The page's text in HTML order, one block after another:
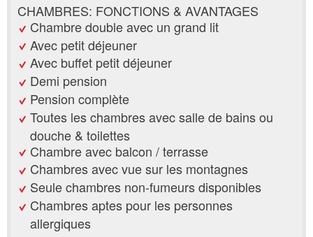
CHAMBRES: FONCTIONS & AVANTAGES
Chambre double avec un grand lit
Avec petit déjeuner
Avec buffet petit déjeuner
Demi pension
Pension complète
Toutes les chambres avec salle de bains ou
douche & toilettes
Chambre avec balcon / terrasse
Chambres avec vue sur les montagnes
Seule chambres non-fumeurs disponibles
Chambres aptes pour les personnes
allergiques